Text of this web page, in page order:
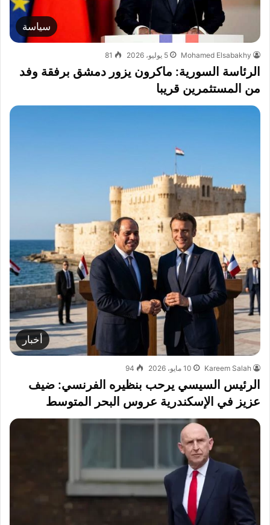
سياسة
Mohamed Elsabakhy 5 يوليو، 2026 81
الرئاسة السورية: ماكرون يزور دمشق برفقة وفد
من المستثمرين قريبا
أخبار
Kareem Salah 10 مايو، 2026 94
الرئيس السيسي يرحب بنظيره الفرنسي: ضيف
عزيز في الإسكندرية عروس البحر المتوسط